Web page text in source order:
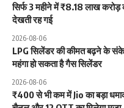
सिर्फ 3 महीने में ₹8.18 लाख करोड़
देखती रह गई
2026-08-06
LPG सिलेंडर की कीमत बढ़ने के
महंगा हो सकता है गैस सिलेंडर
2026-08-06
₹400 से भी कम में Jio का बड़ा